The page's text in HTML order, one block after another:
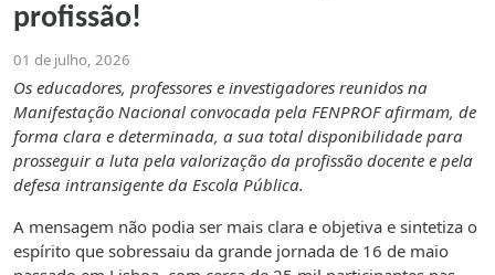
profissão!
01 de julho, 2026
Os educadores, professores e investigadores reunidos na
Manifestação Nacional convocada pela FENPROF afirmam, de
forma clara e determinada, a sua total disponibilidade para
prosseguir a luta pela valorização da profissão docente e pela
defesa intransigente da Escola Pública.
A mensagem não podia ser mais clara e objetiva e sintetiza o
espírito que sobressaiu da grande jornada de 16 de maio